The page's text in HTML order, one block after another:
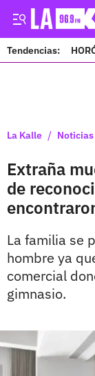
Tendencias:
La Kalle / Noticias
Extraña
de
La familia se
hombre ya
comercial
gimnasio.